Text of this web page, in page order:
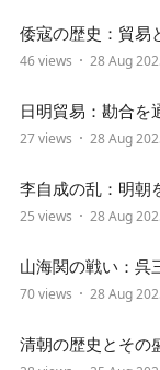
倭寇の歴史：貿易
46 views 28 Aug
日明貿易：勘合を
27 views 28 Aug
李自成の乱：明朝
25 views 28 Aug
山海関の戦い：呉
70 views 28 Aug
清朝の歴史とその